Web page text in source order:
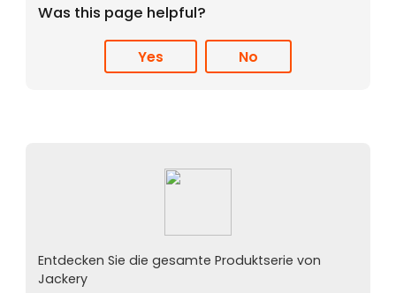
Was this page helpful?
Yes No
Entdecken Sie die gesamte Produktserie von
Jackery